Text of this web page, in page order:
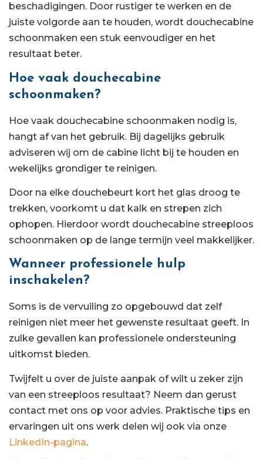
beschadigingen. Door rustiger te werken en de
juiste volgorde aan te houden, wordt douchecabine
schoonmaken een stuk eenvoudiger en het
resultaat beter.
Hoe vaak douchecabine
schoonmaken?
Hoe vaak douchecabine schoonmaken nodig is,
hangt af van het gebruik. Bij dagelijks gebruik
adviseren wij om de cabine licht bij te houden en
wekelijks grondiger te reinigen.
Door na elke douchebeurt kort het glas droog te
trekken, voorkomt u dat kalk en strepen zich
ophopen. Hierdoor wordt douchecabine streeploos
schoonmaken op de lange termijn veel makkelijker.
Wanneer professionele hulp
inschakelen?
Soms is de vervuiling zo opgebouwd dat zelf
reinigen niet meer het gewenste resultaat geeft. In
zulke gevallen kan professionele ondersteuning
uitkomst bieden.
Twijfelt u over de juiste aanpak of wilt u zeker zijn
van een streeploos resultaat? Neem dan gerust
contact met ons op voor advies. Praktische tips en
ervaringen uit ons werk delen wij ook via onze
LinkedIn-pagina.